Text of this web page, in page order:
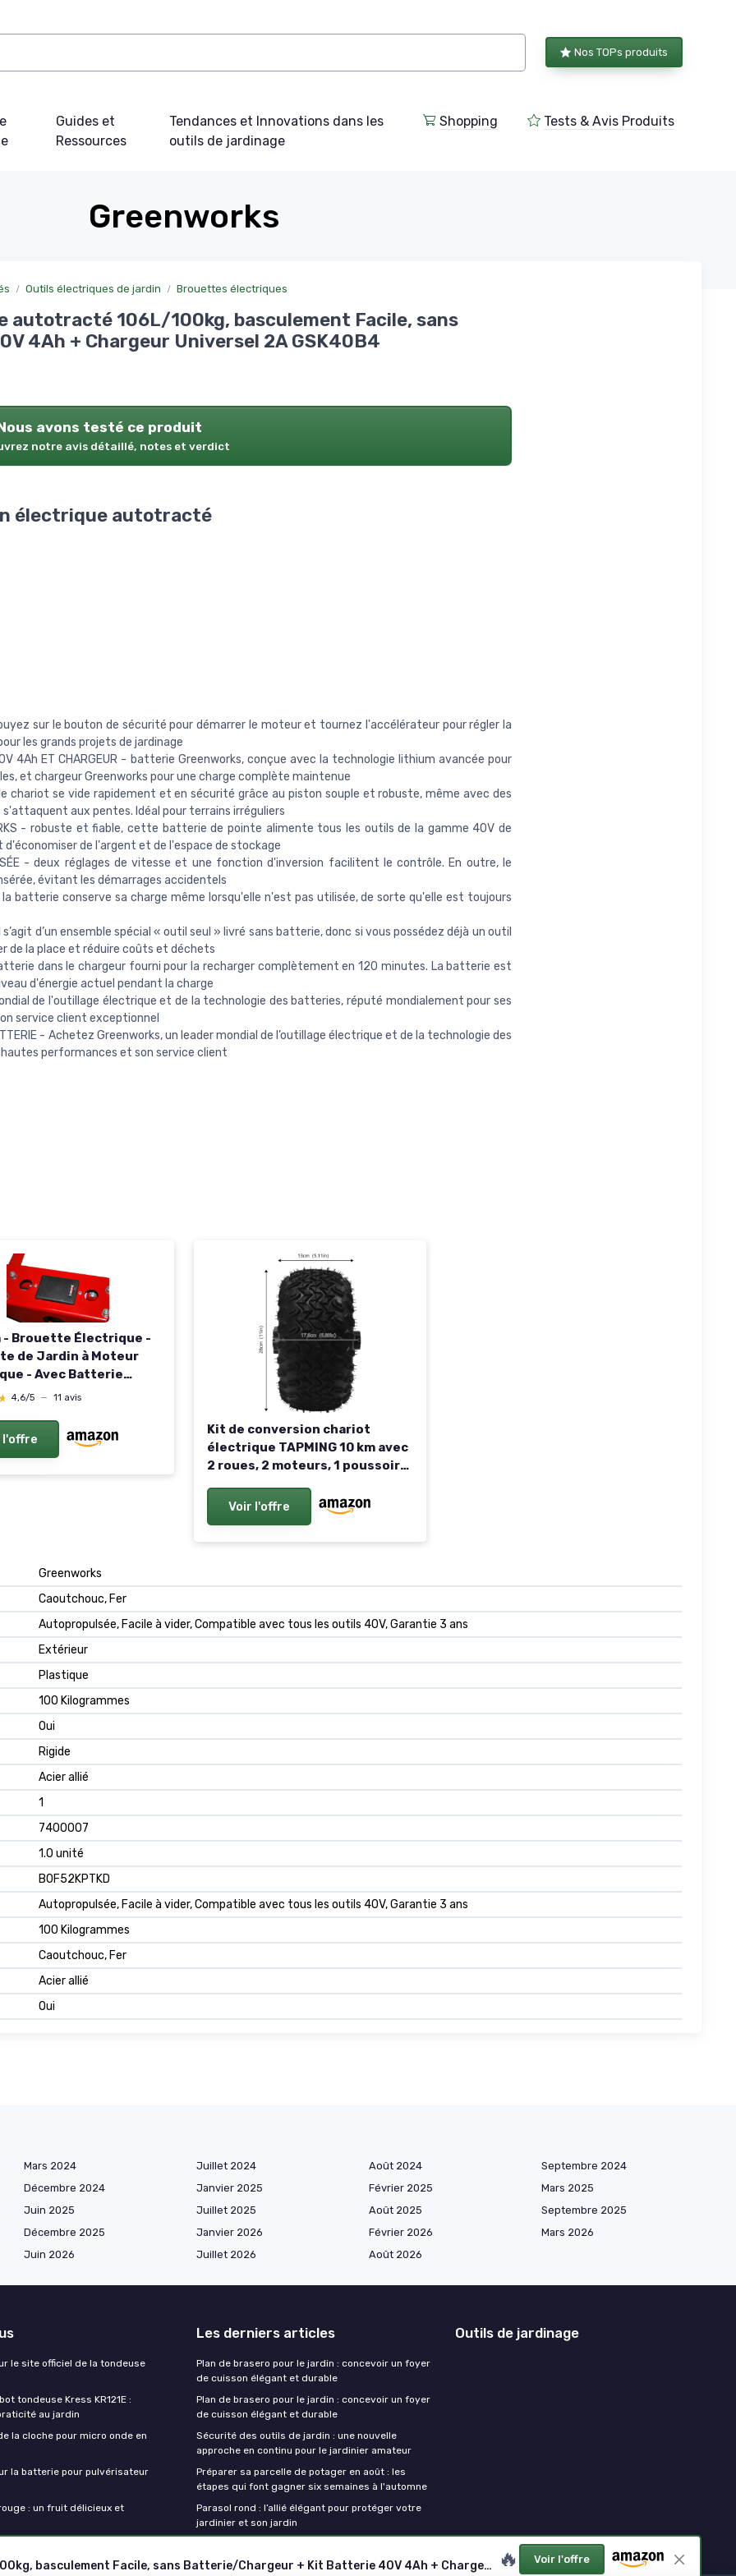
Nos TOPs produits
Guides et
Ressources
Tendances et Innovations dans les
outils de jardinage
Shopping Tests & Avis Produits
Greenworks
Outils électriques de jardin Brouettes électriques
autotracté 106L/100kg, basculement Facile, sans
4Ah + Chargeur Universel 2A GSK40B4
avons testé ce produit
notre avis détaillé, notes et verdict
électrique autotracté
appuyez sur le bouton de sécurité pour démarrer le moteur et tournez l'accélérateur pour régler la
les grands projets de jardinage
40V 4Ah ET CHARGEUR - batterie Greenworks, conçue avec la technologie lithium avancée pour
et chargeur Greenworks pour une charge complète maintenue
- le chariot se vide rapidement et en sécurité grâce au piston souple et robuste, même avec des
aux pentes. Idéal pour terrains irréguliers
- robuste et fiable, cette batterie de pointe alimente tous les outils de la gamme 40V de
de l'argent et de l'espace de stockage
- deux réglages de vitesse et une fonction d'inversion facilitent le contrôle. En outre, le
évitant les démarrages accidentels
- la batterie conserve sa charge même lorsqu'elle n'est pas utilisée, de sorte qu'elle est toujours
Il s’agit d’un ensemble spécial « outil seul » livré sans batterie, donc si vous possédez déjà un outil
de la place et réduire coûts et déchets
dans le chargeur fourni pour la recharger complètement en 120 minutes. La batterie est
d'énergie actuel pendant la charge
de l'outillage électrique et de la technologie des batteries, réputé mondialement pour ses
service client exceptionnel
- Achetez Greenworks, un leader mondial de l’outillage électrique et de la technologie des
performances et son service client
- Brouette Électrique -
de Jardin à Moteur
- Avec Batterie
- Autonomie 4 à 6
Terrain Pente
4,6/5 — 11 avis
l'offre
Kit de conversion chariot
électrique TAPMING 10 km avec
2 roues, 2 moteurs, 1 poussoir
interrupteur) Capacité de
charge 200 kg pour chariot
Voir l'offre
Greenworks
Caoutchouc, Fer
Autopropulsée, Facile à vider, Compatible avec tous les outils 40V, Garantie 3 ans
Extérieur
Plastique
100 Kilogrammes
Oui
Rigide
Acier allié
1
7400007
1.0 unité
B0F52KPTKD
Autopropulsée, Facile à vider, Compatible avec tous les outils 40V, Garantie 3 ans
100 Kilogrammes
Caoutchouc, Fer
Acier allié
Oui
G40GC Chariot de Jardin électrique autotracté 106L/100kg, basculement Facile, sans Batterie/Chargeur + Kit Batterie 40V 4Ah + Chargeur Universel 2A GSK40B4 🔥 Voir l'offre
Mars 2024 Juillet 2024 Août 2024
Septembre 2024
Décembre 2024 Janvier 2025 Février 2025
Mars 2025
Juin 2025 Juillet 2025 Août 2025
Septembre 2025
Décembre 2025 Janvier 2026 Février 2026
Mars 2026
Juin 2026 Juillet 2026 Août 2026
le site officiel de la tondeuse
tondeuse Kress KR121E :
au jardin
la cloche pour micro onde en
la batterie pour pulvérisateur
: un fruit délicieux et
Les derniers articles
Plan de brasero pour le jardin : concevoir un foyer
de cuisson élégant et durable
Plan de brasero pour le jardin : concevoir un foyer
de cuisson élégant et durable
Sécurité des outils de jardin : une nouvelle
approche en continu pour le jardinier amateur
Préparer sa parcelle de potager en août : les
étapes qui font gagner six semaines à l'automne
Parasol rond : l’allié élégant pour protéger votre
jardinier et son jardin
Outils de jardinage